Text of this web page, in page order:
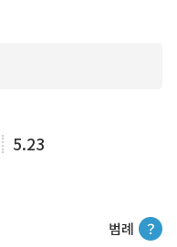
5.23
범례 ？